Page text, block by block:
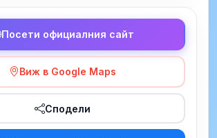
Посети официалния сайт
Виж в Google Maps
Сподели